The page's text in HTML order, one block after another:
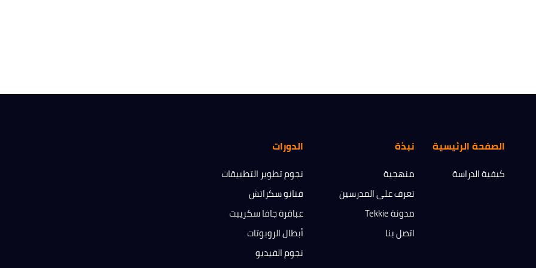
الصفحة الرئيسية
كيفية الدراسة
نبذة
منهجية
تعرف على المدرسين
مدونة Tekkie
اتصل بنا
الدورات
نجوم تطوير التطبيقات
فنانو سكراتش
عباقرة جافا سكريبت
أبطال الروبوتات
نجوم الفيديو